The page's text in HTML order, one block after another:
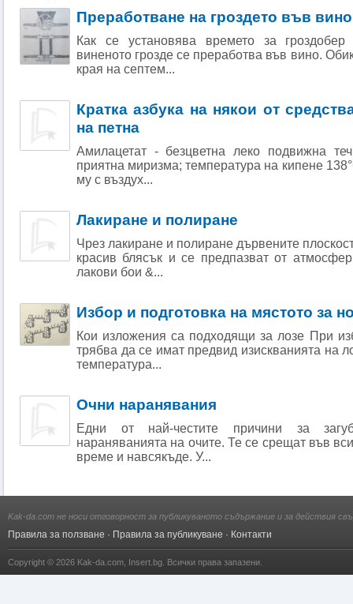
Преработване на гроздето във вино
Как се установява времето за
виненото грозде се преработва във вино.
края на септем...
Кратка азбука на някои от
на петна
Амилацетат - безцветна леко подвижна
приятна миризма; температура на кипене
му с въздух...
Лакиране и полиране
Чрез лакиране и полиране дървените
красив блясък и се предпазват от
лакови бои &...
Избор и подготовка на мястото за
Кои изложения са подходящи за лозе При
трябва да се имат предвид изискванията на
температура...
Очни наранявания
Едни от най-честите причини за
нараняванията на очите. Те се срещат във
време и навсякъде. У...
Kak-da.com не носи отговорност за публикуваното съдържание и за действия
Правила за ползване · Правила за публикуване · Контакти
Copyright © 2026 Kak-da.com Insert.bg . Всички права запазени.